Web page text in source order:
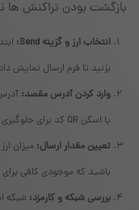
بازگشت بودن تراکنش ها
انتخاب ارز و گزینه Send:
بزنید تا فرم ارسال نمایش
وارد کردن آدرس مقصد:
یا اسکن QR کد برای جلوگیری از خطای انسانی توصیه می شود.
تعیین مقدار ارسال: میزان
باشید که موجودی کافی
بررسی شبکه و کارمزد: شبکه